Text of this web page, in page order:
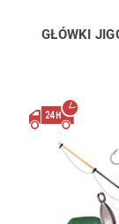
GŁÓWKI